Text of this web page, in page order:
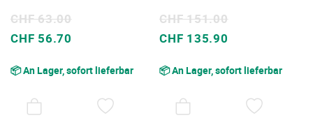
Sonderpreis
CHF 56.70
CHF 63.00
📦 An Lager, sofort lieferbar
Sonderpreis
CHF 135.90
CHF 151.00
📦 An Lager, sofort lieferbar